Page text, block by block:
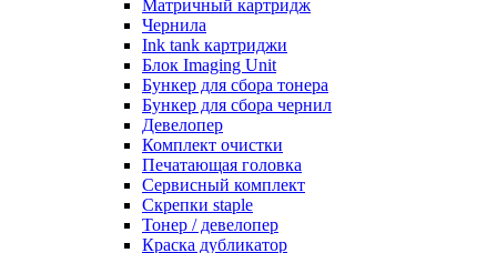
Матричный картридж
Чернила
Ink tank картриджи
Блок Imaging Unit
Бункер для сбора тонера
Бункер для сбора чернил
Девелопер
Комплект очистки
Печатающая головка
Сервисный комплект
Скрепки staple
Тонер / девелопер
Краска дубликатор